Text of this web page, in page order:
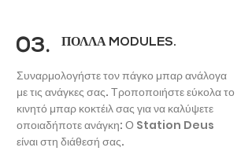
03. ΠΟΛΛΑ MODULES.
Συναρμολογήστε τον πάγκο μπαρ ανάλογα
με τις ανάγκες σας. Τροποποιήστε εύκολα το
κινητό μπαρ κοκτέιλ σας για να καλύψετε
οποιαδήποτε ανάγκη: Ο Station Deus
είναι στη διάθεσή σας.